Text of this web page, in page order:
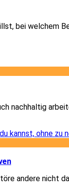
bei welchem
nachhaltig
andere nicht